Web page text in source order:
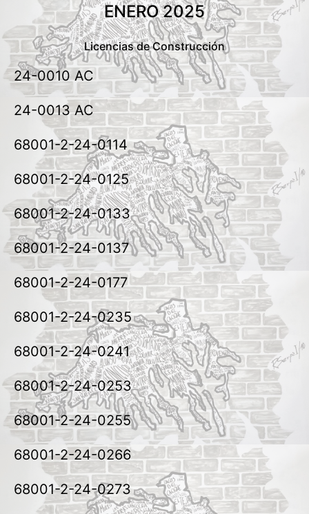
ENERO 2025
Licencias de Construcción
24-0010 AC
24-0013 AC
68001-2-24-0114
68001-2-24-0125
68001-2-24-0133
68001-2-24-0137
68001-2-24-0177
68001-2-24-0235
68001-2-24-0241
68001-2-24-0253
68001-2-24-0255
68001-2-24-0266
68001-2-24-0273